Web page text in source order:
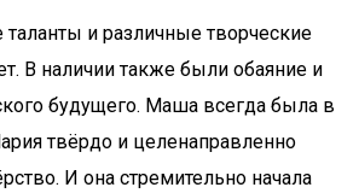
и различные творческие
В наличии также были обаяние и
будущего. Маша всегда была в
твёрдо и целенаправленно
И она стремительно начала